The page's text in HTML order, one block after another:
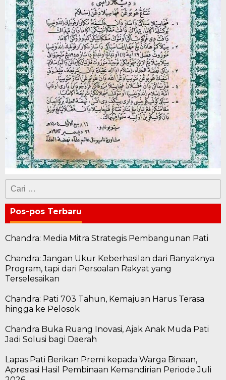
Cari
untuk:
Pos-pos Terbaru
Chandra: Media Mitra Strategis Pembangunan Pati
Chandra: Jangan Ukur Keberhasilan dari Banyaknya
Program, tapi dari Persoalan Rakyat yang
Terselesaikan
Chandra: Pati 703 Tahun, Kemajuan Harus Terasa
hingga ke Pelosok
Chandra Buka Ruang Inovasi, Ajak Anak Muda Pati
Jadi Solusi bagi Daerah
Lapas Pati Berikan Premi kepada Warga Binaan,
Apresiasi Hasil Pembinaan Kemandirian Periode Juli